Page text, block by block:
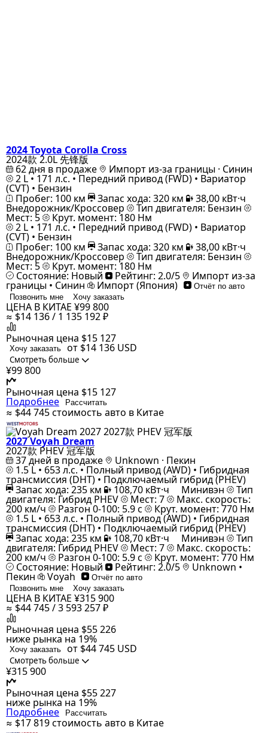
2024 Toyota Corolla Cross
2024款 2.0L 先锋版
62 дня в продаже Импорт из-за границы · Синин
2 L • 171 л.с. • Передний привод (FWD) • Вариатор
(CVT) • Бензин
Пробег: 100 км Запас хода: 320 км 38,00 кВт·ч
Внедорожник/Кроссовер Тип двигателя: Бензин
Мест: 5 Крут. момент: 180 Нм
2 L • 171 л.с. • Передний привод (FWD) • Вариатор
(CVT) • Бензин
Пробег: 100 км Запас хода: 320 км 38,00 кВт·ч
Внедорожник/Кроссовер Тип двигателя: Бензин
Мест: 5 Крут. момент: 180 Нм
Состояние: Новый Рейтинг: 2.0/5 Импорт из-за
границы • Синин Импорт (Япония)
Отчёт по авто
Позвонить мне
Хочу заказать
ЦЕНА В КИТАЕ ¥99 800
≈ $14 136 / 1 135 192 ₽
Рыночная цена $15 127
Хочу заказать от $14 136 USD
Смотреть больше
¥99 800
Рыночная цена $15 127
Подробнее Рассчитать
≈ $44 745стоимость авто в Китае
2027 Voyah Dream
2027款 PHEV 冠军版
37 дней в продаже Unknown · Пекин
1.5 L • 653 л.с. • Полный привод (AWD) • Гибридная
трансмиссия (DHT) • Подключаемый гибрид (PHEV)
Запас хода: 235 км 108,70 кВт·ч Минивэн Тип
двигателя: Гибрид PHEV Мест: 7 Макс. скорость:
200 км/ч Разгон 0-100: 5.9 с Крут. момент: 770 Нм
1.5 L • 653 л.с. • Полный привод (AWD) • Гибридная
трансмиссия (DHT) • Подключаемый гибрид (PHEV)
Запас хода: 235 км 108,70 кВт·ч Минивэн Тип
двигателя: Гибрид PHEV Мест: 7 Макс. скорость:
200 км/ч Разгон 0-100: 5.9 с Крут. момент: 770 Нм
Состояние: Новый Рейтинг: 2.0/5 Unknown •
Пекин Voyah
Отчёт по авто
Позвонить мне
Хочу заказать
ЦЕНА В КИТАЕ ¥315 900
≈ $44 745 / 3 593 257 ₽
Рыночная цена $55 226
ниже рынка на 19%
Хочу заказать от $44 745 USD
Смотреть больше
¥315 900
Рыночная цена $55 227
ниже рынка на 19%
Подробнее Рассчитать
≈ $17 819стоимость авто в Китае